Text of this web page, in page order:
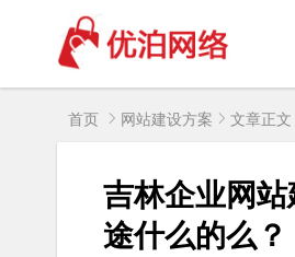
首页 网站建设方案 文章正文
吉林企业网
途什么的么？